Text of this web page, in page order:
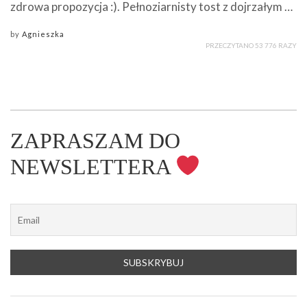
zdrowa propozycja :). Pełnoziarnisty tost z dojrzałym …
by Agnieszka
PRZECZYTANO 53 776 RAZY
ZAPRASZAM DO
NEWSLETTERA